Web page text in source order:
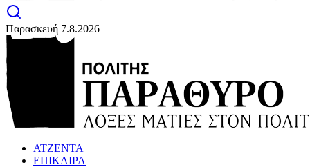
Παρασκευή 7.8.2026
ΑΤΖΕΝΤΑ
ΕΠΙΚΑΙΡΑ